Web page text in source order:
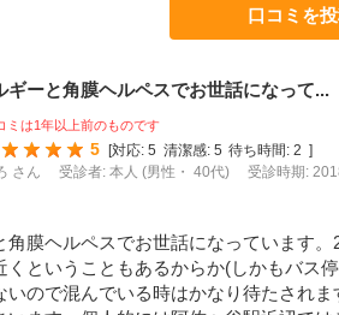
口コミを
ギーと角膜ヘルペスでお世話になって...
ミは1年以上前のものです
5 [対応: 5 清潔感: 5 待ち時間: 2 ]
さん
受診者: 本人 (男性・ 40代) 受診時期:
角膜ヘルペスでお世話になっています
くということもあるからか(しかもバス
いので混んでいる時はかなり待たされ